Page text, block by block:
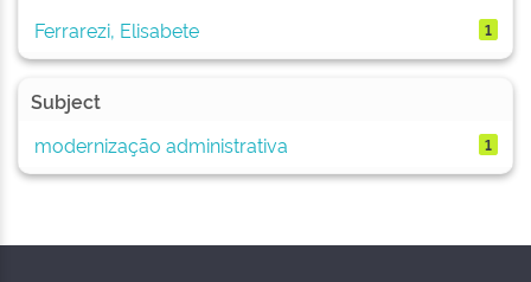
Ferrarezi, Elisabete 1
Subject
modernização administrativa
1